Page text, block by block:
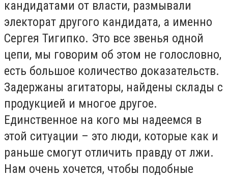
кандидатами от власти, размывали
электорат другого кандидата, а именно
Сергея Тигипко. Это все звенья одной
цепи, мы говорим об этом не голословно,
есть большое количество доказательств.
Задержаны агитаторы, найдены склады с
продукцией и многое другое.
Единственное на кого мы надеемся в
этой ситуации – это люди, которые как и
раньше смогут отличить правду от лжи.
Нам очень хочется, чтобы подобные